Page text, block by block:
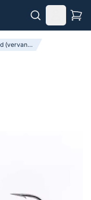
Lood (vervangers) & Tungsten